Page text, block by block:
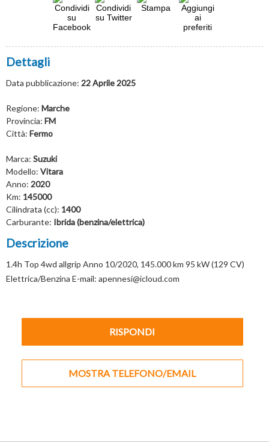
Dettagli
Data pubblicazione: 22 Aprile 2025
Regione: Marche
Provincia: FM
Città: Fermo
Marca: Suzuki
Modello: Vitara
Anno: 2020
Km: 145000
Cilindrata (cc): 1400
Carburante: Ibrida (benzina/elettrica)
Descrizione
1.4h Top 4wd allgrip Anno 10/2020, 145.000 km 95 kW (129 CV)
Elettrica/Benzina E-mail: apennesi@icloud.com
RISPONDI
MOSTRA TELEFONO/EMAIL